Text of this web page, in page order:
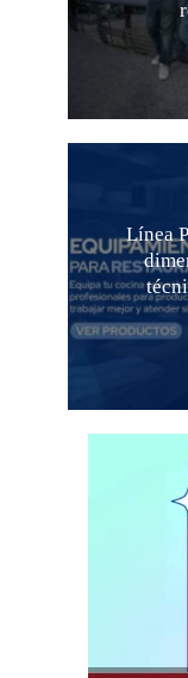
Línea